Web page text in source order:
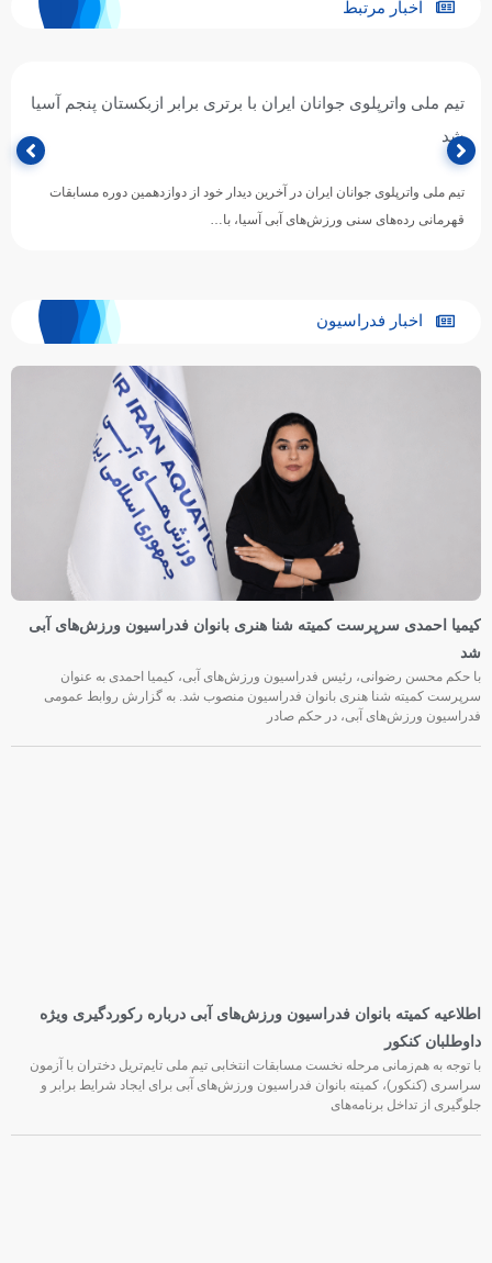
اخبار مرتبط
پیروزی پرگل جوانان واترپلوی ایران برابر عربستان؛ تقابل با
ازبکستان برای عنوان پنجمی
تیم ملی واترپلوی جوانان ایران در ادامه رقابت‌های دوازدهمین دوره مسابقات
قهرمانی رده‌های سنی ورزش‌های آبی آسیا، با ارائه نمایشی…
اخبار فدراسیون
کیمیا احمدی سرپرست کمیته شنا هنری بانوان فدراسیون ورزش‌های آبی
شد
با حکم محسن رضوانی، رئیس فدراسیون ورزش‌های آبی، کیمیا احمدی به عنوان
سرپرست کمیته شنا هنری بانوان فدراسیون منصوب شد. به گزارش روابط عمومی
فدراسیون ورزش‌های آبی، در حکم صادر
اطلاعیه کمیته بانوان فدراسیون ورزش‌های آبی درباره رکوردگیری ویژه
داوطلبان کنکور
با توجه به هم‌زمانی مرحله نخست مسابقات انتخابی تیم ملی تایم‌تریل دختران با آزمون
سراسری (کنکور)، کمیته بانوان فدراسیون ورزش‌های آبی برای ایجاد شرایط برابر و
جلوگیری از تداخل برنامه‌های